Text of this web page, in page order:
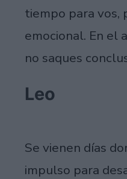
tiempo para vos,
emocional. En el
no saques
Leo
Se vienen días
impulso para